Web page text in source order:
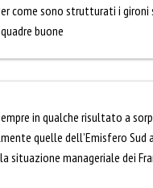
come sono strutturati i gironi
buone
in qualche risultato a
quelle dell’Emisfero Sud
situazione manageriale dei